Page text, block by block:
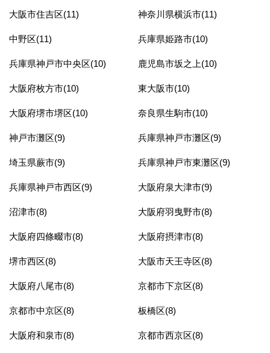
大阪市住吉区(11) 神奈川県横浜市(11)
中野区(11) 兵庫県姫路市(10)
兵庫県神戸市中央区(10) 鹿児島市坂之上(10)
大阪府枚方市(10) 東大阪市(10)
大阪府堺市堺区(10) 奈良県生駒市(10)
神戸市灘区(9) 兵庫県神戸市灘区(9)
埼玉県蕨市(9) 兵庫県神戸市東灘区(9)
兵庫県神戸市西区(9) 大阪府泉大津市(9)
沼津市(8) 大阪府羽曳野市(8)
大阪府四條畷市(8) 大阪府摂津市(8)
堺市西区(8) 大阪市天王寺区(8)
大阪府八尾市(8) 京都市下京区(8)
京都市中京区(8) 板橋区(8)
大阪府和泉市(8) 京都市西京区(8)